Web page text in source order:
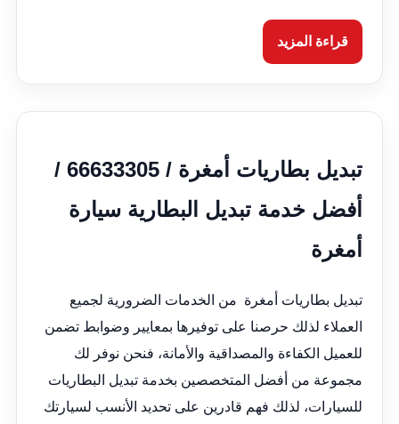
قراءة المزيد
تبديل بطاريات أمغرة / 66633305 /
أفضل خدمة تبديل البطارية سيارة
أمغرة
تبديل بطاريات أمغرة من الخدمات الضرورية لجميع
العملاء لذلك حرصنا على توفيرها بمعايير وضوابط تضمن
للعميل الكفاءة والمصداقية والأمانة، فنحن نوفر لك
مجموعة من أفضل المتخصصين بخدمة تبديل البطاريات
للسيارات، لذلك فهم قادرين على تحديد الأنسب لسيارتك